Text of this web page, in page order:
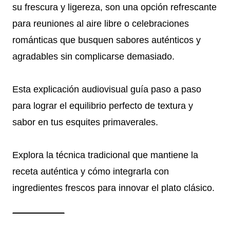
su frescura y ligereza, son una opción refrescante
para reuniones al aire libre o celebraciones
románticas que busquen sabores auténticos y
agradables sin complicarse demasiado.
Esta explicación audiovisual guía paso a paso
para lograr el equilibrio perfecto de textura y
sabor en tus esquites primaverales.
Explora la técnica tradicional que mantiene la
receta auténtica y cómo integrarla con
ingredientes frescos para innovar el plato clásico.